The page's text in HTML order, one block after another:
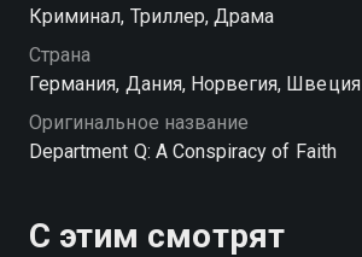
Криминал, Триллер, Драма
Страна
Германия, Дания, Норвегия, Швеция
Оригинальное название
Department Q: A Conspiracy of Faith
С этим смотрят